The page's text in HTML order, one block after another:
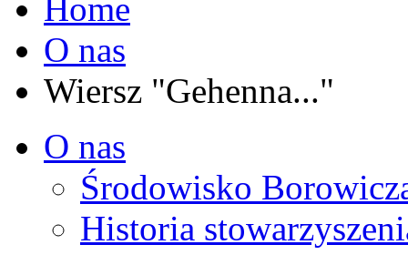
Home
O nas
Wiersz "Gehenna..."
O nas
Środowisko
Historia